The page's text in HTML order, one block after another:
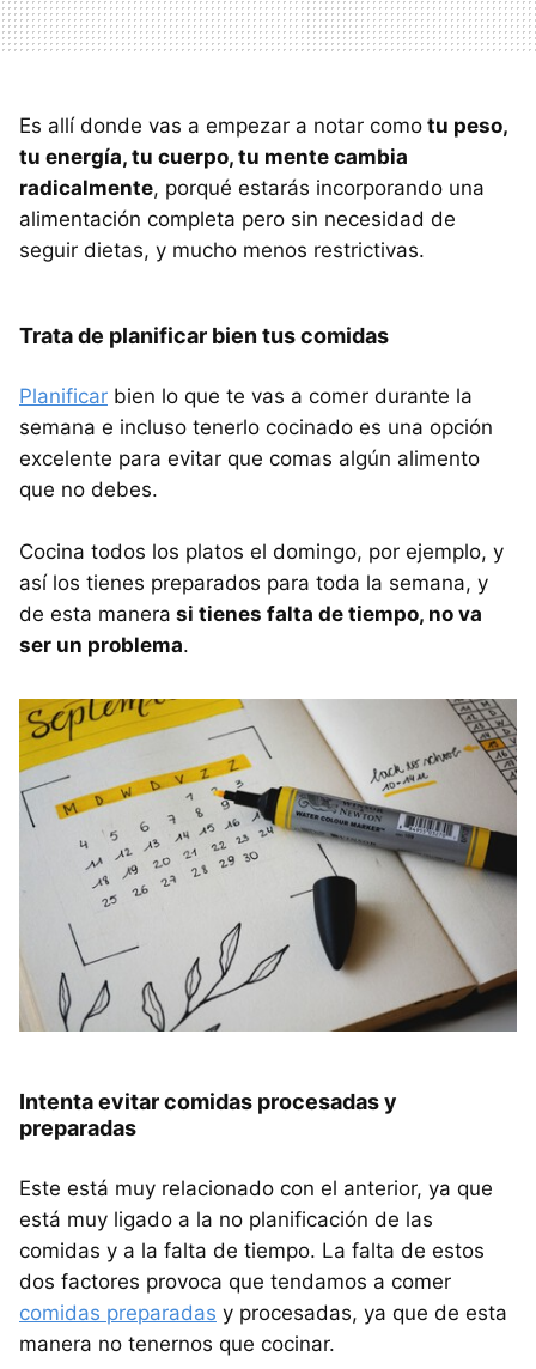
Es allí donde vas a empezar a notar como tu peso,
tu energía, tu cuerpo, tu mente cambia
radicalmente, porqué estarás incorporando una
alimentación completa pero sin necesidad de
seguir dietas, y mucho menos restrictivas.
Trata de planificar bien tus comidas
Planificar bien lo que te vas a comer durante la
semana e incluso tenerlo cocinado es una opción
excelente para evitar que comas algún alimento
que no debes.
Cocina todos los platos el domingo, por ejemplo, y
así los tienes preparados para toda la semana, y
de esta manera si tienes falta de tiempo, no va
ser un problema.
Intenta evitar comidas procesadas y
preparadas
Este está muy relacionado con el anterior, ya que
está muy ligado a la no planificación de las
comidas y a la falta de tiempo. La falta de estos
dos factores provoca que tendamos a comer
comidas preparadas y procesadas, ya que de esta
manera no tenernos que cocinar.